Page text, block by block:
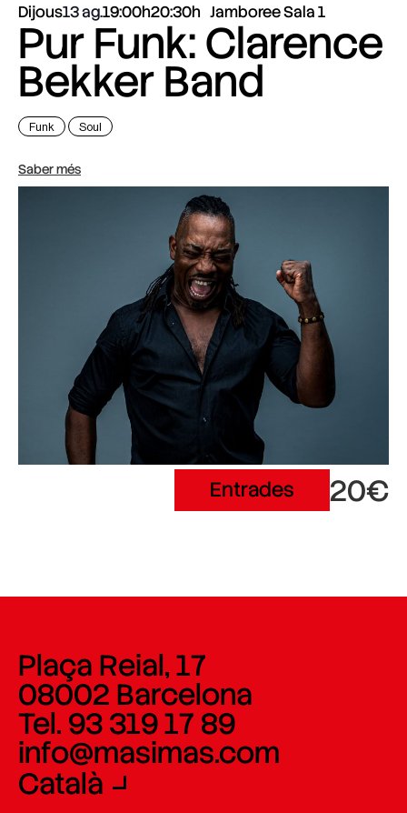
Dijous13 ag.19:00h20:30h Jamboree Sala 1
Pur Funk: Clarence
Bekker Band
Funk Soul
Saber més
Entrades 20€
Plaça Reial, 17
08002 Barcelona
Tel. 93 319 17 89
info@masimas.com
Català